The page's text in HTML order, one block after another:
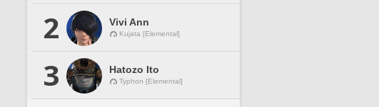
2 Vivi Ann
Kujata [Elemental]
3 Hatozo Ito
Typhon [Elemental]